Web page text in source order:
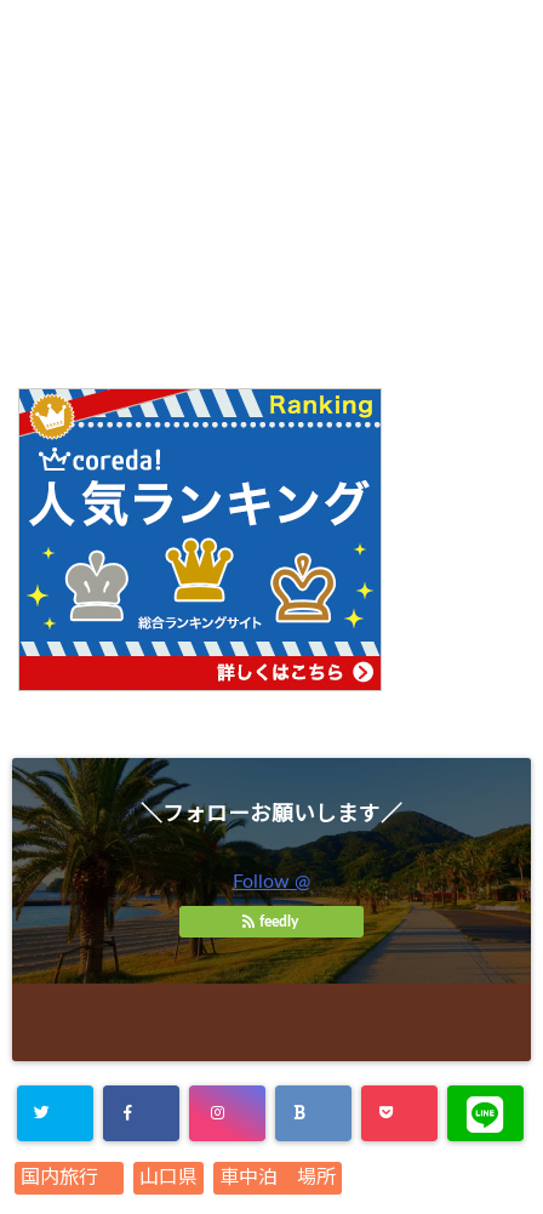
＼フォローお願いします／
Follow @
feedly
国内旅行 山口県 車中泊 場所